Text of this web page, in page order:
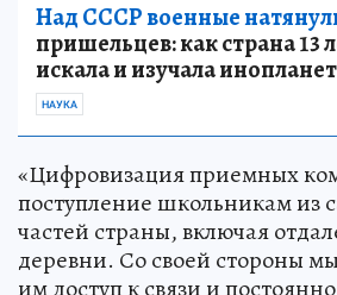
Над СССР военные
пришельцев: как страна 13
искала и изучала
НАУКА
«Цифровизация приемных
поступление школьникам из
частей страны, включая
деревни. Со своей стороны